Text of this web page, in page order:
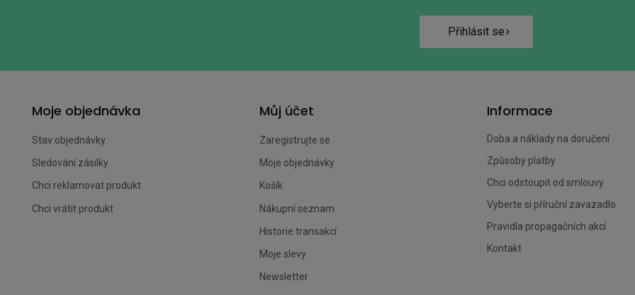
Přihlásit se
Moje objednávka
Stav objednávky
Sledování zásilky
Chci reklamovat produkt
Chci vrátit produkt
Můj účet
Zaregistrujte se
Moje objednávky
Košík
Nákupní seznam
Historie transakcí
Moje slevy
Newsletter
Informace
Doba a náklady na doručení
Způsoby platby
Chci odstoupit od smlouvy
Vyberte si příruční zavazadlo
Pravidla propagačních akcí
Kontakt